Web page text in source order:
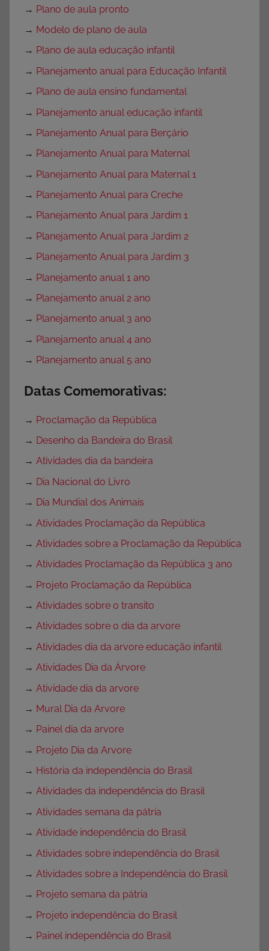
→ Plano de aula pronto
→ Modelo de plano de aula
→ Plano de aula educação infantil
→ Planejamento anual para Educação Infantil
→ Plano de aula ensino fundamental
→ Planejamento anual educação infantil
→ Planejamento Anual para Berçário
→ Planejamento Anual para Maternal
→ Planejamento Anual para Maternal 1
→ Planejamento Anual para Creche
→ Planejamento Anual para Jardim 1
→ Planejamento Anual para Jardim 2
→ Planejamento Anual para Jardim 3
→ Planejamento anual 1 ano
→ Planejamento anual 2 ano
→ Planejamento anual 3 ano
→ Planejamento anual 4 ano
→ Planejamento anual 5 ano
Datas Comemorativas:
→ Proclamação da República
→ Desenho da Bandeira do Brasil
→ Atividades dia da bandeira
→ Dia Nacional do Livro
→ Dia Mundial dos Animais
→ Atividades Proclamação da República
→ Atividades sobre a Proclamação da República
→ Atividades Proclamação da República 3 ano
→ Projeto Proclamação da República
→ Atividades sobre o transito
→ Atividades sobre o dia da arvore
→ Atividades dia da arvore educação infantil
→ Atividades Dia da Árvore
→ Atividade dia da arvore
→ Mural Dia da Arvore
→ Painel dia da arvore
→ Projeto Dia da Arvore
→ História da independência do Brasil
→ Atividades da independência do Brasil
→ Atividades semana da pátria
→ Atividade independência do Brasil
→ Atividades sobre independência do Brasil
→ Atividades sobre a Independência do Brasil
→ Projeto semana da pátria
→ Projeto independência do Brasil
→ Painel independência do Brasil